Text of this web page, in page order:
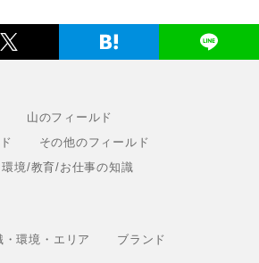
山のフィールド
その他のフィールド
環境/教育/お仕事の知識
・環境・エリア ブランド